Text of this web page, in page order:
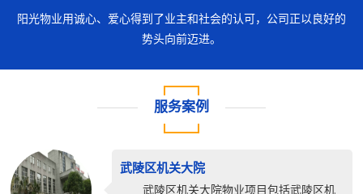
阳光物业用诚心、爱心得到了业主和社会的认可，公司正以良好的
势头向前迈进。
服务案例
武陵区机关大院
武陵区机关大院物业项目包括武陵区机